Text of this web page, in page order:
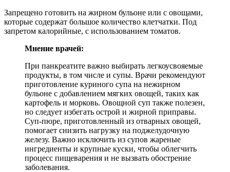
Запрещено готовить на жирном бульоне или с овощами,
которые содержат большое количество клетчатки. Под
запретом калорийные, с использованием томатов.
Мнение врачей:
При панкреатите важно выбирать легкоусвояемые
продукты, в том числе и супы. Врачи рекомендуют
приготовление куриного супа на нежирном
бульоне с добавлением мягких овощей, таких как
картофель и морковь. Овощной суп также полезен,
но следует избегать острой и жирной приправы.
Суп-пюре, приготовленный из отварных овощей,
помогает снизить нагрузку на поджелудочную
железу. Важно исключить из супов жареные
ингредиенты и крупные куски, чтобы облегчить
процесс пищеварения и не вызвать обострение
заболевания.